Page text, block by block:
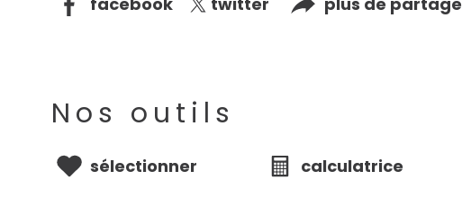
Nos outils
sélectionner calculatrice